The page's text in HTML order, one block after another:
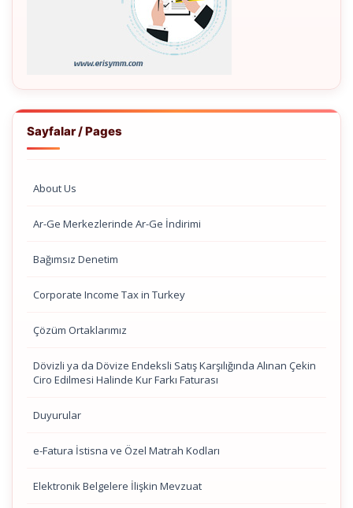
Sayfalar / Pages
About Us
Ar-Ge Merkezlerinde Ar-Ge İndirimi
Bağımsız Denetim
Corporate Income Tax in Turkey
Çözüm Ortaklarımız
Dövizli ya da Dövize Endeksli Satış Karşılığında Alınan Çekin
Ciro Edilmesi Halinde Kur Farkı Faturası
Duyurular
e-Fatura İstisna ve Özel Matrah Kodları
Elektronik Belgelere İlişkin Mevzuat